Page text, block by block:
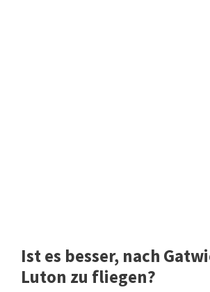
Ist es besser, nach
Luton zu fliegen?